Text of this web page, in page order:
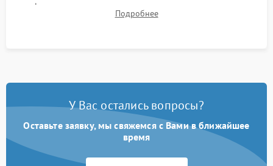
фокуса, контрастности и цветопередачи на тестовых
таблицах. Проверка работы всех видеовходов и кнопок
Подробнее
У Вас остались вопросы?
Оставьте заявку, мы свяжемся с Вами в ближайшее
время